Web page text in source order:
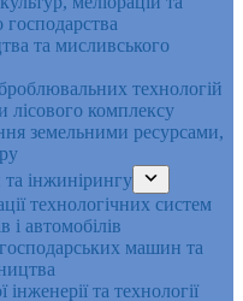
господарства
та мисливського
технологій
лісового комплексу
земельними ресурсами,
та інжинірингу
технологічних систем
і автомобілів
машин та
інженерії та технології